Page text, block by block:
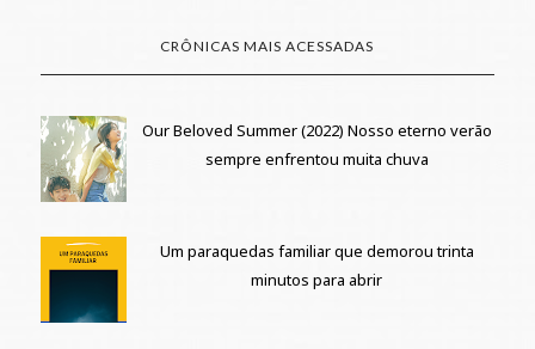
CRÔNICAS MAIS ACESSADAS
Our Beloved Summer (2022) Nosso eterno verão
sempre enfrentou muita chuva
Um paraquedas familiar que demorou trinta
minutos para abrir